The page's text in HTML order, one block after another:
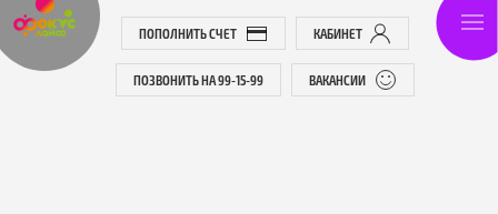
ПОПОЛНИТЬ СЧЕТ КАБИНЕТ
ПОЗВОНИТЬ НА 99-15-99 ВАКАНСИИ